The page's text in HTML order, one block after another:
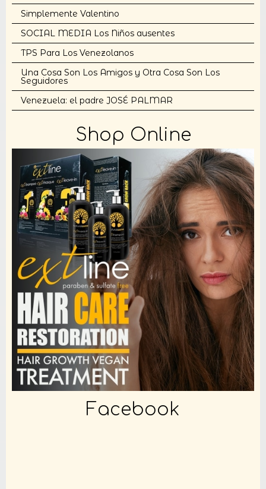
Simplemente Valentino
SOCIAL MEDIA Los Niños ausentes
TPS Para Los Venezolanos
Una Cosa Son Los Amigos y Otra Cosa Son Los
Seguidores
Venezuela: el padre JOSÉ PALMAR
Shop Online
Facebook